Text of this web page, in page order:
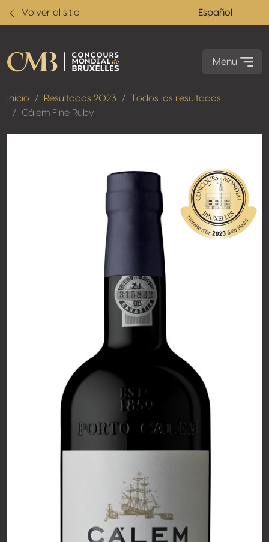
Volver al sitio Español
Menu
Inicio Resultados 2023
Todos los resultados
Cálem Fine Ruby